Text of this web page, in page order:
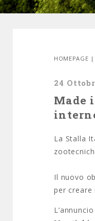
HOMEPAGE |
24
Made
La Stalla
Il nuovo
per creare